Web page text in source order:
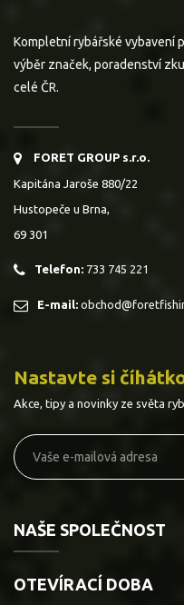
Kompletní rybářské vybavení
výběr značek, poradenství
celé ČR.
FORET GROUP s.r.o.
Kapitána Jaroše 880/22
Hustopeče u Brna,
69 301
Telefon: 733 745 221
E-mail:
Nastavte si
Akce, tipy a novinky ze světa
NAŠE SPOLEČNOST
OTEVÍRACÍ DOBA